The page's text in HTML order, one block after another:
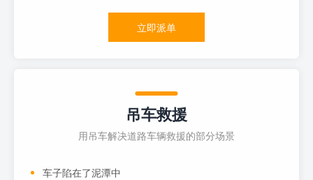
立即派单
吊车救援
用吊车解决道路车辆救援的部分场景
车子陷在了泥潭中